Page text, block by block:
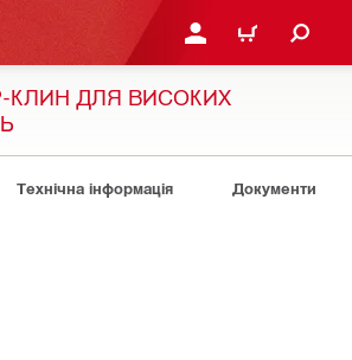
УВІЙТИ АБО
КОШИК
КЛИН ДЛЯ ВИСОКИХ
Технічна інформація Документи